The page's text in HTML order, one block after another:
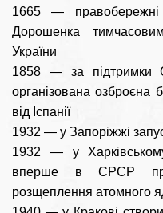
1665 — правобережні
Дорошенка
України
1858 — за підтримки
організована озброєна
від Іспанії
1932 — у Запоріжжі
1932 — у Харківському
вперше в СРСР
розщеплення атомного